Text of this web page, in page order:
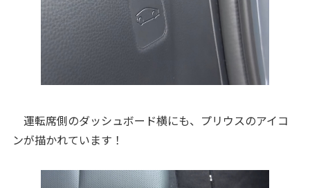
運転席側のダッシュボード横にも、プリウスのアイコ
ンが描かれています！